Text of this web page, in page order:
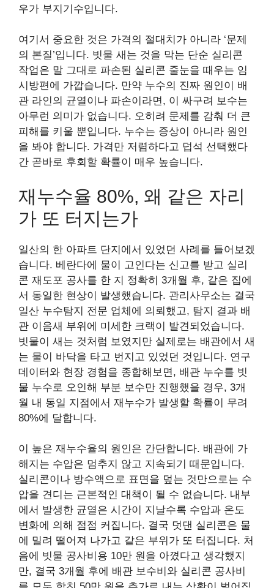
우가 부지기수입니다.
여기서 중요한 것은 가격의 절대치가 아니라 ‘문제
의 본질’입니다. 빗물 새는 것을 막는 단순 실리콘
작업은 말 그대로 파손된 실리콘 줄눈을 때우는 임
시방편에 가깝습니다. 만약 누수의 진짜 원인이 배
관 라인의 균열이나 파손이라면, 이 싸구려 보수는
아무런 의미가 없습니다. 오히려 문제를 감춰 더 큰
피해를 키울 뿐입니다. 누수는 증상이 아니라 원인
을 봐야 합니다. 가격만 저렴하다고 덥석 선택했다
간 곧바로 후회할 확률이 매우 높습니다.
재누수율 80%, 왜 같은 자리
가 또 터지는가
일산의 한 아파트 단지에서 있었던 사례를 들어보겠
습니다. 베란다에 물이 고인다는 신고를 받고 실리
콘 재도포 공사를 한 지 정확히 3개월 후, 같은 집에
서 동일한 현상이 발생했습니다. 관리사무소는 결국
일산 누수탐지 전문 업체에 의뢰했고, 탐지 결과 배
관 이음새 부위에 미세한 크랙이 발견되었습니다.
빗물이 새는 것처럼 보였지만 실제로는 배관에서 새
는 물이 바닥을 타고 번지고 있었던 것입니다. 연구
데이터와 현장 경험을 종합해보면, 배관 누수를 빗
물 누수로 오인해 부분 보수만 진행했을 경우, 3개
월 내 동일 지점에서 재누수가 발생할 확률이 무려
80%에 달합니다.
이 높은 재누수율의 원인은 간단합니다. 배관에 가
해지는 수압은 멈추지 않고 지속되기 때문입니다.
실리콘이나 방수액으로 표면을 덮는 것만으로는 수
압을 견디는 근본적인 대책이 될 수 없습니다. 내부
에서 발생한 균열은 시간이 지날수록 수압과 온도
변화에 의해 점점 커집니다. 결국 덧댄 실리콘은 물
에 밀려 떨어져 나가고 같은 부위가 또 터집니다. 처
음에 빗물 공사비용 10만 원을 아꼈다고 생각했지
만, 결국 3개월 후에 배관 보수비와 실리콘 공사비